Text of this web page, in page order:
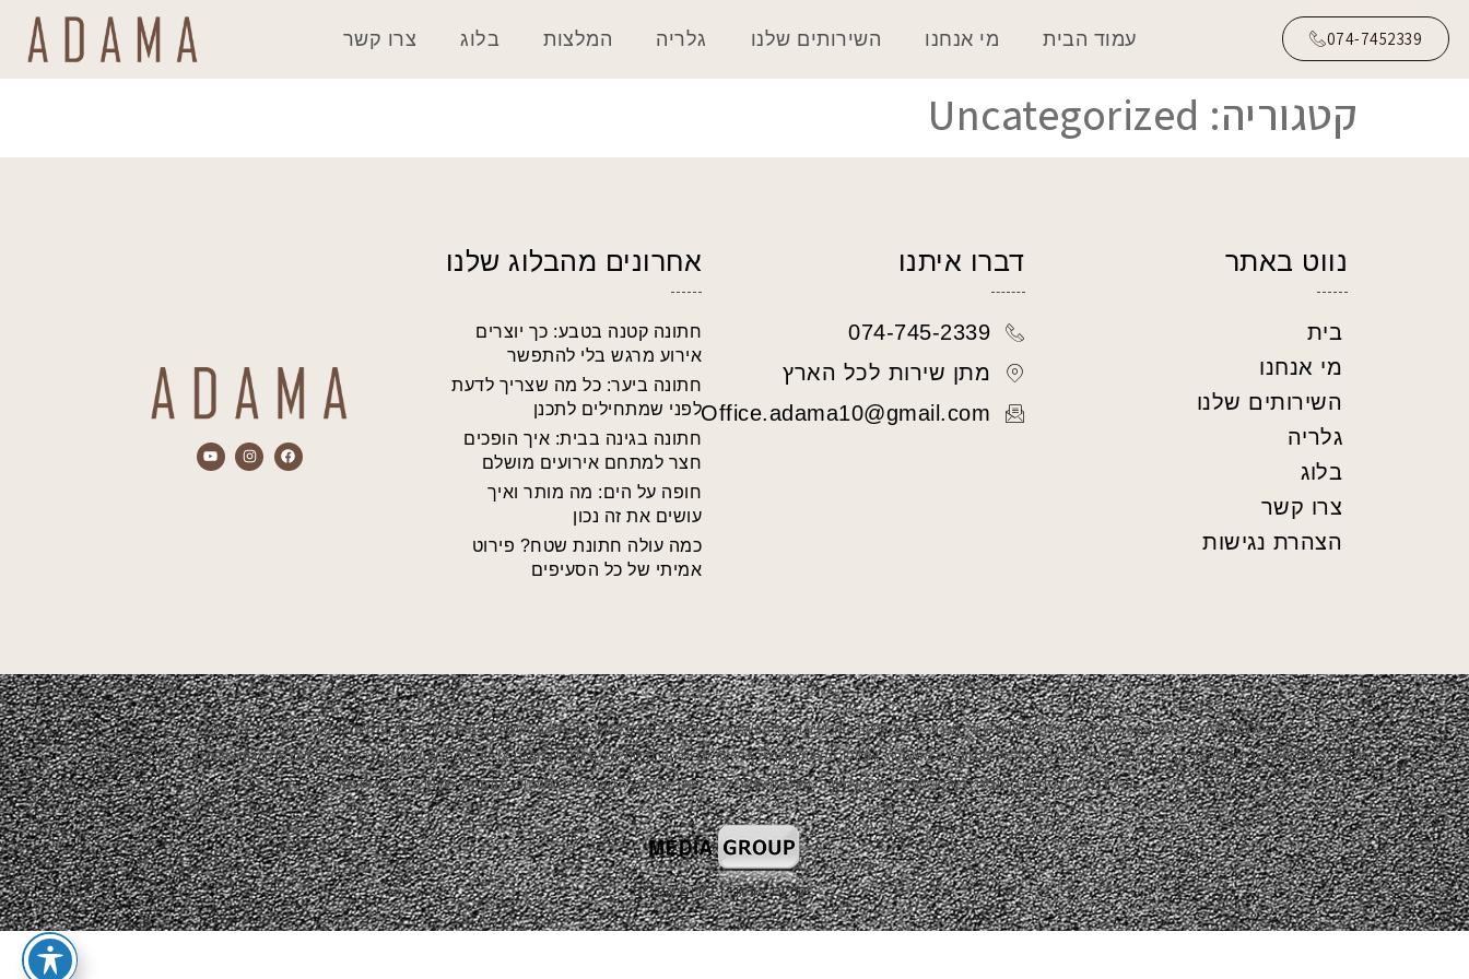
074-7452339 עמוד הבית מי אנחנו השירותים שלנו גלריה המלצות בלוג צרו קשר
קטגוריה: Uncategorized
נווט באתר
בית
מי אנחנו
השירותים שלנו
גלריה
בלוג
צרו קשר
הצהרת נגישות
דברו איתנו
074-745-2339
מתן שירות לכל הארץ
Office.adama10@gmail.com
אחרונים מהבלוג שלנו
חתונה קטנה בטבע: כך יוצרים
אירוע מרגש בלי להתפשר
חתונה ביער: כל מה שצריך לדעת
לפני שמתחילים לתכנן
חתונה בגינה בבית: איך הופכים
חצר למתחם אירועים מושלם
חופה על הים: מה מותר ואיך
עושים את זה נכון
כמה עולה חתונת שטח? פירוט
אמיתי של כל הסעיפים
התכנים המוצגים באתר הם אך ורק מתוך אירועים שהופקו ע"י חברת אדמה. הפקת האירועים תמיד תהיה בשיתוף צדדים נוספים כגון: ריהוט, עיצוב, קייטרינג, נכסי שטח, סידור פרחים, צלמים, להקות, די ג'יי ועוד…
התכנים המוצגים באתר יהיו באישור קבלני המשנה ובשיתוף פעולה של פרסום ועבודה משותפת. אם והיה ומצאת תוכן שלא לרוחך ובבעלותך זכויות יוצרים או קניין רוחני ו/או אין ברצונך שהתוכן יופיע באתר, וגם לא כפרסום חינמי מצידנו, אנא פנה אלינו
בכל דרך שמוצגת כאן באתר או ברשתות החברתיות ואנו נענה בהקדם האפשרי בכדי לסדר את הבעיה ו/או את אי הנעימות, תודה וסליחה מראש, צוות אדמה.
קידום אורגני|קידום אתרים